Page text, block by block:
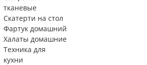
тканевые
Скатерти на стол
Фартук домашний
Халаты домашние
Техника для
кухни